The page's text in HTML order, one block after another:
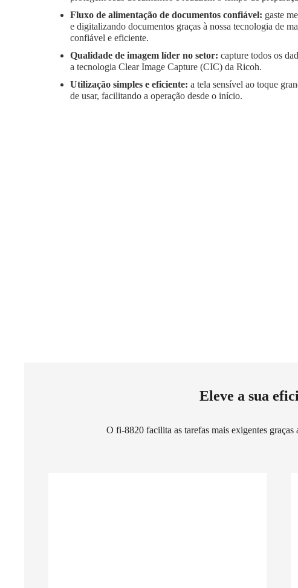
Fluxo de alimentação de documentos confiável: gaste
e digitalizando documentos graças à nossa tecnologia de
confiável e eficiente.
Qualidade de imagem líder no setor: capture todos os
a tecnologia Clear Image Capture (CIC) da Ricoh.
Utilização simples e eficiente: a tela sensível ao toque
de usar, facilitando a operação desde o início.
Eleve a sua
O fi-8820 facilita as tarefas mais exigentes